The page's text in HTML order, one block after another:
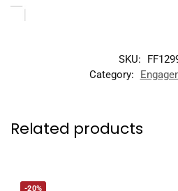
SKU:
Category:
Related products
-20%